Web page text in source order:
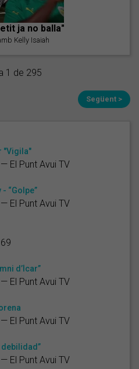
ja no balla"
Kelly Isaiah
1 de 295
Següent >
"Vigila"
El Punt Avui TV
“Golpe”
El Punt Avui TV
d’Ícar”
El Punt Avui TV
El Punt Avui TV
debilidad”
El Punt Avui TV